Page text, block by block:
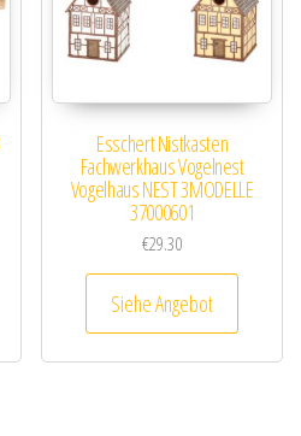
Esschert Nistkasten
Fachwerkhaus Vogelnest
Vogelhaus NEST 3MODELLE
37000601
€29.30
Siehe Angebot